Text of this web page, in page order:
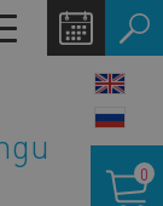
navigation
0